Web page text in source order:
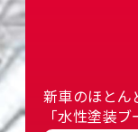
新車のほとん
「水性塗装